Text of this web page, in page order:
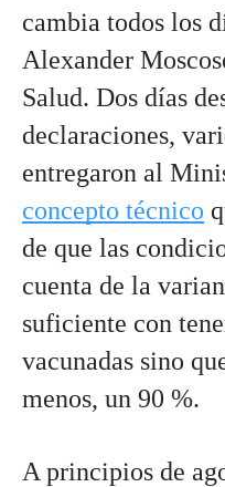
cambia todos los
Alexander
Salud. Dos días
declaraciones,
concepto técnico
de que las
cuenta de la
suficiente con
vacunadas sino
menos, un 90 %.
A principios de